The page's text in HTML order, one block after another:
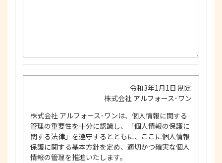
令和3年1月1日 制定
株式会社 アルフォース･ワン
株式会社 アルフォース･ワンは、個人情報に関する
管理の重要性を十分に認識し、「個人情報の保護に
関する法律」を遵守するとともに、ここに個人情報
保護に関する基本方針を定め、適切かつ確実な個人
情報の管理を推進いたします。